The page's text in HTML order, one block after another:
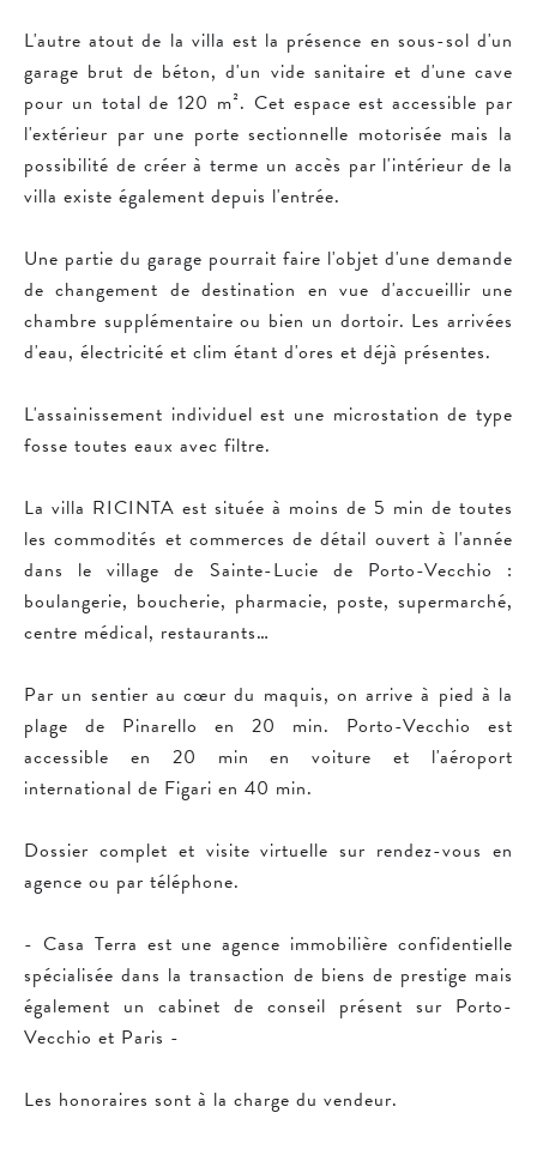
L'autre atout de la villa est la présence en sous-sol d'un
garage brut de béton, d'un vide sanitaire et d'une cave
pour un total de 120 m². Cet espace est accessible par
l'extérieur par une porte sectionnelle motorisée mais la
possibilité de créer à terme un accès par l'intérieur de la
villa existe également depuis l'entrée.
Une partie du garage pourrait faire l'objet d'une demande
de changement de destination en vue d'accueillir une
chambre supplémentaire ou bien un dortoir. Les arrivées
d'eau, électricité et clim étant d'ores et déjà présentes.
L'assainissement individuel est une microstation de type
fosse toutes eaux avec filtre.
La villa RICINTA est située à moins de 5 min de toutes
les commodités et commerces de détail ouvert à l'année
dans le village de Sainte-Lucie de Porto-Vecchio :
boulangerie, boucherie, pharmacie, poste, supermarché,
centre médical, restaurants…
Par un sentier au cœur du maquis, on arrive à pied à la
plage de Pinarello en 20 min. Porto-Vecchio est
accessible en 20 min en voiture et l'aéroport
international de Figari en 40 min.
Dossier complet et visite virtuelle sur rendez-vous en
agence ou par téléphone.
- Casa Terra est une agence immobilière confidentielle
spécialisée dans la transaction de biens de prestige mais
également un cabinet de conseil présent sur Porto-
Vecchio et Paris -
Les honoraires sont à la charge du vendeur.